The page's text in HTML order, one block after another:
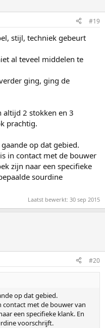
#19
stijl, techniek gebeurt
al teveel middelen te
ging, ging de
altijd 2 stokken en 3
prachtig.
op dat gebied.
in contact met de bouwer
zijn naar een specifieke
sourdine
Laatst bewerkt: 30 sep 2015
#20
op dat gebied.
contact met de bouwer van
een specifieke klank. En
voorschrijft.